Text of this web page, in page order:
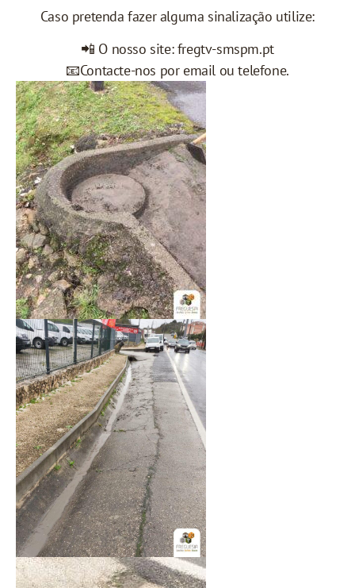
Caso pretenda fazer alguma sinalização utilize:
📲 O nosso site: fregtv-smspm.pt
📧Contacte-nos por email ou telefone.